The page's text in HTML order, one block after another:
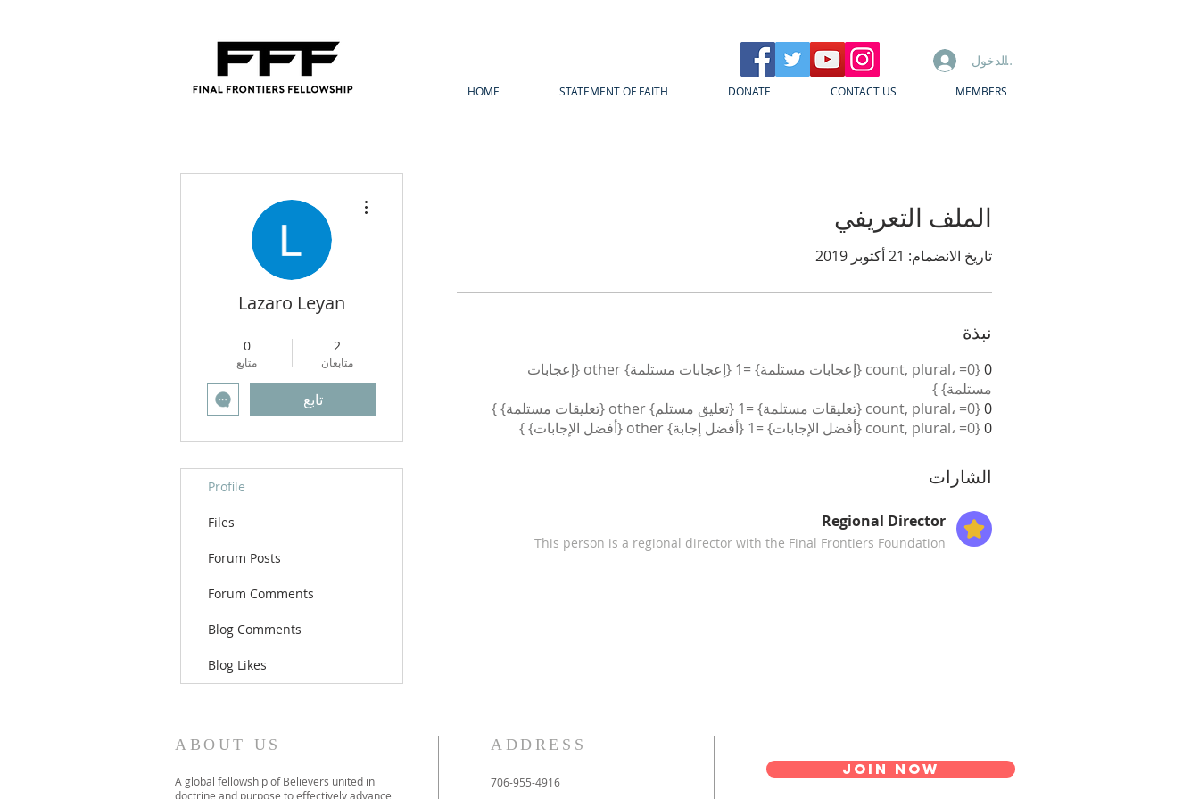
تسجيل الدخول
HOME STATEMENT OF FAITH DONATE CONTACT US MEMBERS
الملف التعريفي
تاريخ الانضمام: 21 أكتوبر 2019
نبذة
0
{count, plural، =0 {إعجابات مستلمة} =1 {إعجابات مستلمة} other {إعجابات
مستلمة} }
0{count, plural، =0 {تعليقات مستلمة} =1 {تعليق مستلم} other {تعليقات مستلمة} }
0{count, plural، =0 {أفضل الإجابات} =1 {أفضل إجابة} other {أفضل الإجابات} }
الشارات
Regional Director
This person is a regional director with the Final Frontiers Foundation
Lazaro Leyan
2
متابعان
0
متابع
تابع
Profile
Files
Forum Posts
Forum Comments
Blog Comments
Blog Likes
ABOUT US
A global fellowship of Believers united in
doctrine and purpose to effectively advance
ADDRESS
706-955-4916
Join Now